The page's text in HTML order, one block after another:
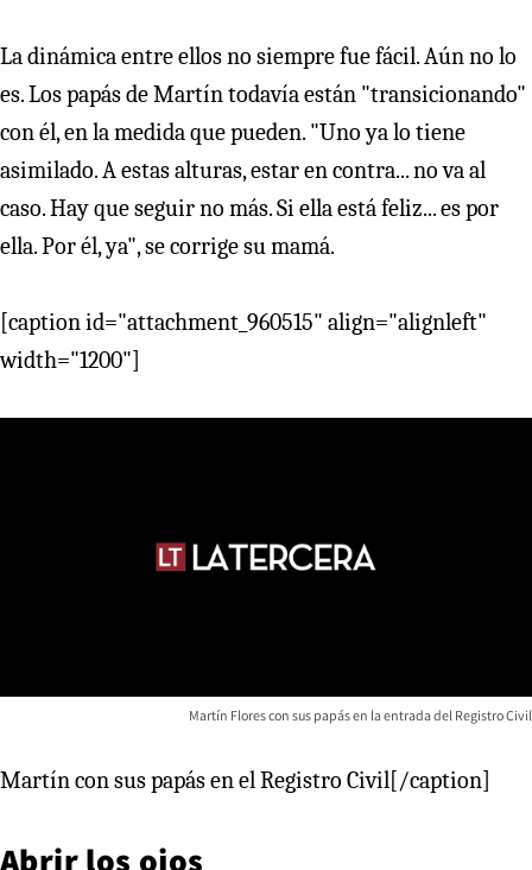
La dinámica entre ellos no siempre fue fácil. Aún no lo
es. Los papás de Martín todavía están "transicionando"
con él, en la medida que pueden. "Uno ya lo tiene
asimilado. A estas alturas, estar en contra... no va al
caso. Hay que seguir no más. Si ella está feliz... es por
ella. Por él, ya", se corrige su mamá.
[caption id="attachment_960515" align="alignleft"
width="1200"]
Martín Flores con sus papás en la entrada del Registro Civil
Martín con sus papás en el Registro Civil[/caption]
Abrir los ojos